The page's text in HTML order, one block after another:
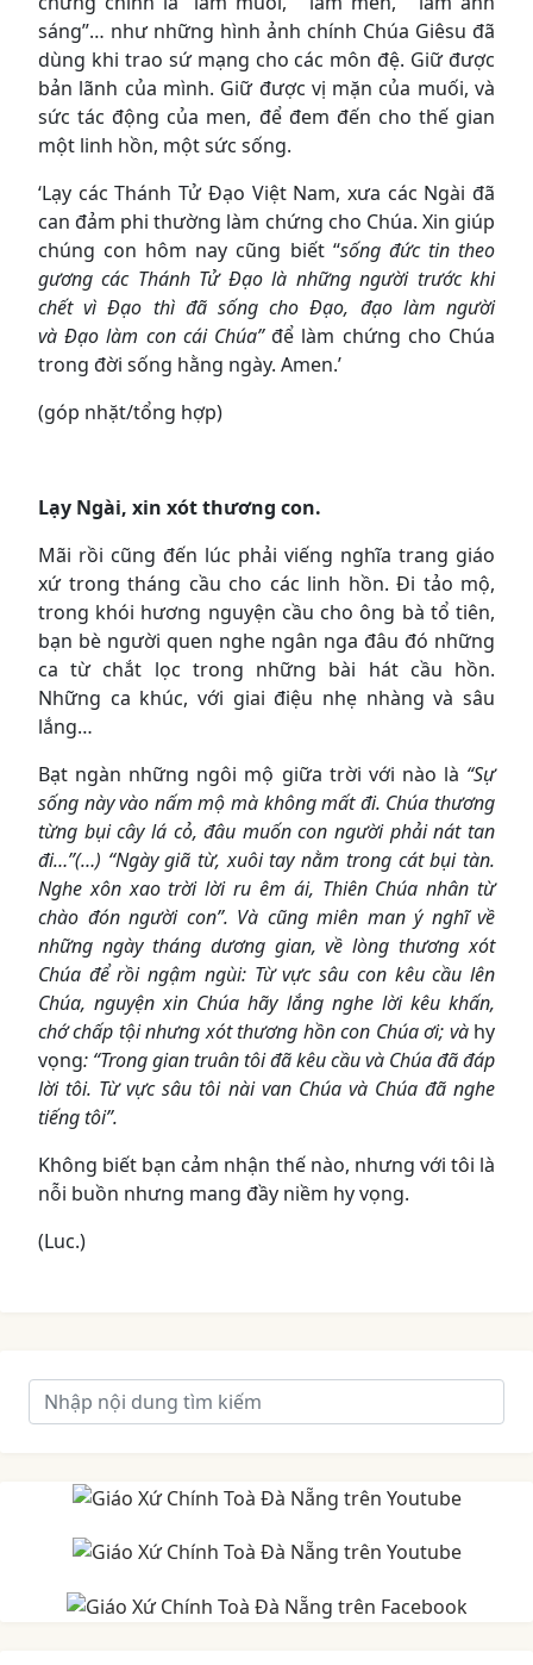
sáng”… như những hình ảnh chính Chúa Giêsu đã
dùng khi trao sứ mạng cho các môn đệ. Giữ được
bản lãnh của mình. Giữ được vị mặn của muối, và
sức tác động của men, để đem đến cho thế gian
một linh hồn, một sức sống.
‘Lạy các Thánh Tử Đạo Việt Nam, xưa các Ngài đã
can đảm phi thường làm chứng cho Chúa. Xin giúp
chúng con hôm nay cũng biết “sống đức tin theo
gương các Thánh Tử Đạo là những người trước khi
chết vì Đạo thì đã sống cho Đạo, đạo làm người
và Đạo làm con cái Chúa”để làm chứng cho Chúa
trong đời sống hằng ngày. Amen.’
(góp nhặt/tổng hợp)
Lạy Ngài, xin xót thương con.
Mãi rồi cũng đến lúc phải viếng nghĩa trang giáo
xứ trong tháng cầu cho các linh hồn. Đi tảo mộ,
trong khói hương nguyện cầu cho ông bà tổ tiên,
bạn bè người quen nghe ngân nga đâu đó những
ca từ chắt lọc trong những bài hát cầu hồn.
Những ca khúc, với giai điệu nhẹ nhàng và sâu
lắng…
Bạt ngàn những ngôi mộ giữa trời với nào là “Sự
sống này vào nấm mộ mà không mất đi. Chúa thương
từng bụi cây lá cỏ, đâu muốn con người phải nát tan
đi…”(…) “Ngày giã từ, xuôi tay nằm trong cát bụi tàn.
Nghe xôn xao trời lời ru êm ái, Thiên Chúa nhân từ
chào đón người con”. Và cũng miên man ý nghĩ về
những ngày tháng dương gian, về lòng thương xót
Chúa để rồi ngậm ngùi:Từ vực sâu con kêu cầu lên
Chúa, nguyện xin Chúa hãy lắng nghe lời kêu khấn,
chớ chấp tội nhưng xót thương hồn con Chúa ơi; và hy
vọng: “Trong gian truân tôi đã kêu cầu và Chúa đã đáp
lời tôi. Từ vực sâu tôi nài van Chúa và Chúa đã nghe
tiếng tôi”.
Không biết bạn cảm nhận thế nào, nhưng với tôi là
nỗi buồn nhưng mang đầy niềm hy vọng.
(Luc.)